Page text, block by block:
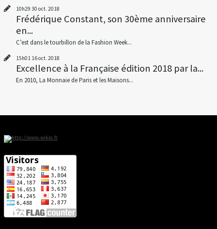
10h29 30 oct. 2018
Frédérique Constant, son 30ème anniversaire
en...
C’est dans le tourbillon de la Fashion Week...
15h01 16oct. 2018
Excellence à la Française édition 2018 par la...
En 2010, La Monnaie de Paris et les Maisons...